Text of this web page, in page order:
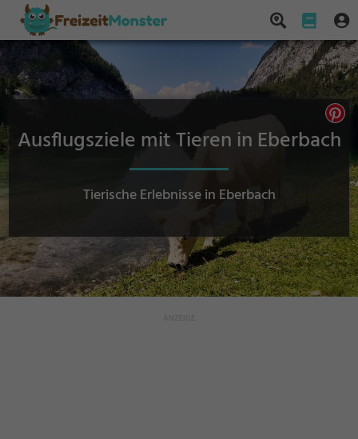
Ausflugsziele mit Tieren in Eberbach
Tierische Erlebnisse in Eberbach